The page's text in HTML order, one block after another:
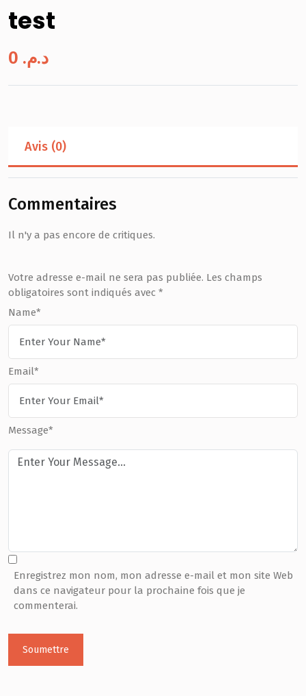
test
د.م.
Avis (0)
Commentaires
Il n'y a pas encore de critiques.
Votre adresse e-mail ne sera pas publiée. Les champs
obligatoires sont indiqués avec *
Name*
Email*
Message*
Enregistrez mon nom, mon adresse e-mail et mon site Web
dans ce navigateur pour la prochaine fois que je
commenterai.